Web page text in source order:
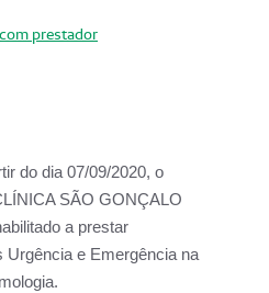
prestador
do dia07/09/2020, o
SÃO GONÇALO
a prestar
Urgência e Emergência na